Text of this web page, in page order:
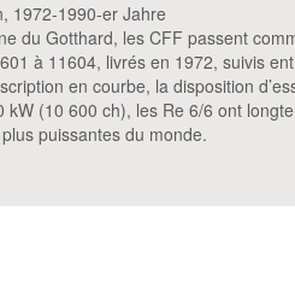
1972-1990-er Jahre
du Gotthard, les CFF passent
à 11604, livrés en 1972, suivis
en courbe, la disposition
(10 600 ch), les Re 6/6 ont
puissantes du monde.